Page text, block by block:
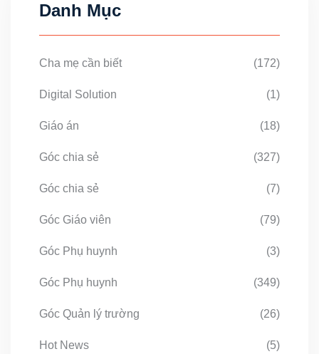
Danh Mục
Cha mẹ cần biết (172)
Digital Solution (1)
Giáo án (18)
Góc chia sẻ (327)
Góc chia sẻ (7)
Góc Giáo viên (79)
Góc Phụ huynh (3)
Góc Phụ huynh (349)
Góc Quản lý trường (26)
Hot News (5)